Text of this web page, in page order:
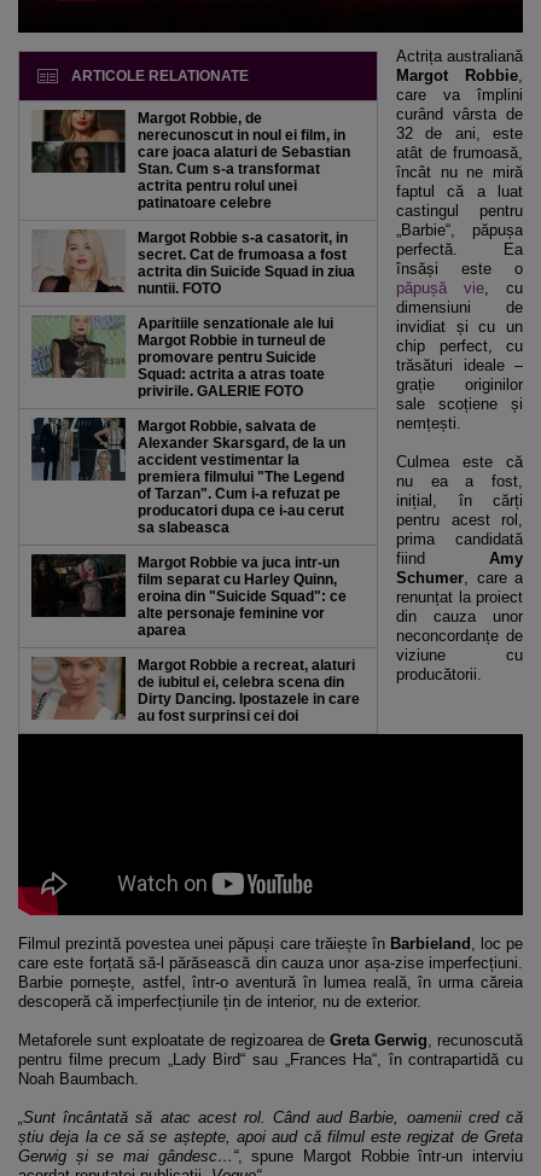
ARTICOLE RELATIONATE
Margot Robbie, de
nerecunoscut in noul ei film, in
care joaca alaturi de Sebastian
Stan. Cum s-a transformat
actrita pentru rolul unei
patinatoare celebre
Margot Robbie s-a casatorit, in
secret. Cat de frumoasa a fost
actrita din Suicide Squad in ziua
nuntii. FOTO
Aparitiile senzationale ale lui
Margot Robbie in turneul de
promovare pentru Suicide
Squad: actrita a atras toate
privirile. GALERIE FOTO
Margot Robbie, salvata de
Alexander Skarsgard, de la un
accident vestimentar la
premiera filmului "The Legend
of Tarzan". Cum i-a refuzat pe
producatori dupa ce i-au cerut
sa slabeasca
Margot Robbie va juca intr-un
film separat cu Harley Quinn,
eroina din "Suicide Squad": ce
alte personaje feminine vor
aparea
Margot Robbie a recreat, alaturi
de iubitul ei, celebra scena din
Dirty Dancing. Ipostazele in care
au fost surprinsi cei doi
Actrița australiană
Margot Robbie,
care va împlini
curând vârsta de
32 de ani, este
atât de frumoasă,
încât nu ne miră
faptul că a luat
castingul pentru
„Barbie“, păpușa
perfectă. Ea
însăși este o
păpușă vie, cu
dimensiuni de
invidiat și cu un
chip perfect, cu
trăsături ideale –
grație originilor
sale scoțiene și
nemțești.
Culmea este că
nu ea a fost,
inițial, în cărți
pentru acest rol,
prima candidată
fiind Amy
Schumer, care a
renunțat la proiect
din cauza unor
neconcordanțe de
viziune cu
producătorii.
Filmul prezintă povestea unei păpuși care trăiește în Barbieland , loc pe
care este forțată să-l părăsească din cauza unor așa-zise imperfecțiuni.
Barbie pornește, astfel, într-o aventură în lumea reală, în urma căreia
descoperă că imperfecțiunile țin de interior, nu de exterior.
Metaforele sunt exploatate de regizoarea de Greta Gerwig, recunoscută
pentru filme precum „Lady Bird“ sau „Frances Ha“, în contrapartidă cu
Noah Baumbach.
„Sunt încântată să atac acest rol. Când aud Barbie, oamenii cred că
știu deja la ce să se aștepte, apoi aud că filmul este regizat de Greta
Gerwig și se mai gândesc…“, spune Margot Robbie într-un interviu